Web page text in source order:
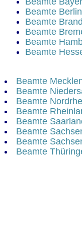
Beamte
Beamte
Beamte
Beamte
Beamte
Beamte
Beamte
Beamte
Beamte
Beamte
Beamte
Beamte
Beamte